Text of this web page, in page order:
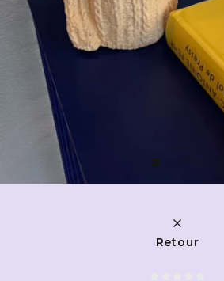
Retour